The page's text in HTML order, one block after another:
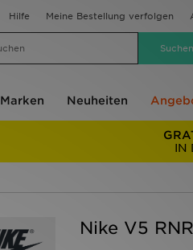
Hilfe Meine Bestellung verfolgen
Marken Neuheiten
IN
Nike V5